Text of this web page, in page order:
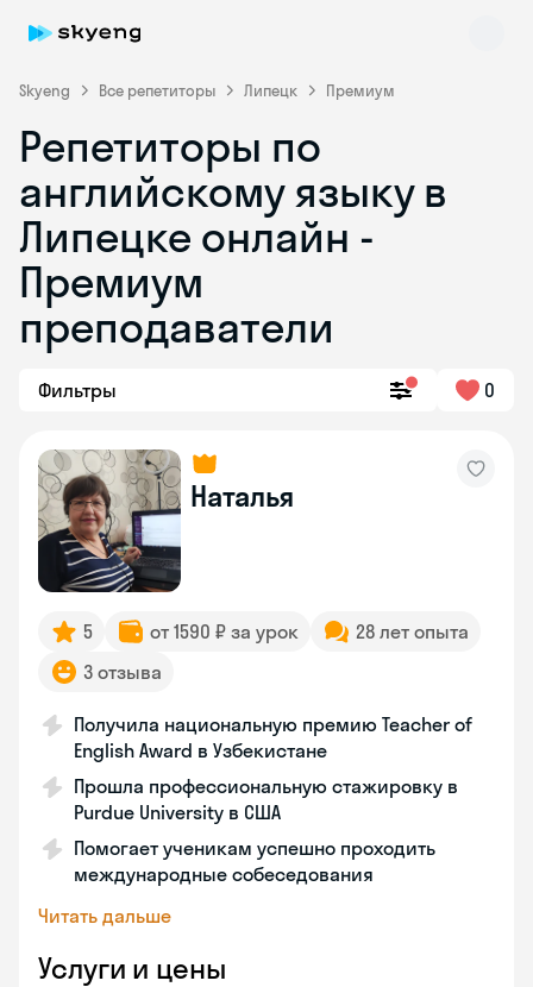
Skyeng Все репетиторы Липецк Премиум
Репетиторы по
английскому языку в
Липецке онлайн -
Премиум
преподаватели
Фильтры 0
Наталья
5 от 1590 ₽ за урок
28 лет опыта
3 отзыва
Получила национальную премию Teacher of
English Award в Узбекистане
Прошла профессиональную стажировку в
Purdue University в США
Помогает ученикам успешно проходить
международные собеседования
Читать дальше
Услуги и цены
Skyeng Chat
online